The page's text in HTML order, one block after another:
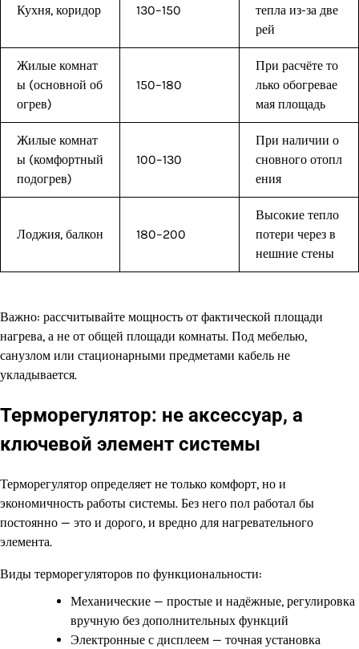
Кухня, коридор 130–150
тепла из-за две
рей
Жилые комнат
ы (основной об
огрев)
150–180
При расчёте то
лько обогревае
мая площадь
Жилые комнат
ы (комфортный
подогрев)
100–130
При наличии о
сновного отопл
ения
Лоджия, балкон 180–200
Высокие тепло
потери через в
нешние стены
Важно: рассчитывайте мощность от фактической площади
нагрева, а не от общей площади комнаты. Под мебелью,
санузлом или стационарными предметами кабель не
укладывается.
Терморегулятор: не аксессуар, а
ключевой элемент системы
Терморегулятор определяет не только комфорт, но и
экономичность работы системы. Без него пол работал бы
постоянно — это и дорого, и вредно для нагревательного
элемента.
Виды терморегуляторов по функциональности:
Механические — простые и надёжные, регулировка
вручную без дополнительных функций
Электронные с дисплеем — точная установка